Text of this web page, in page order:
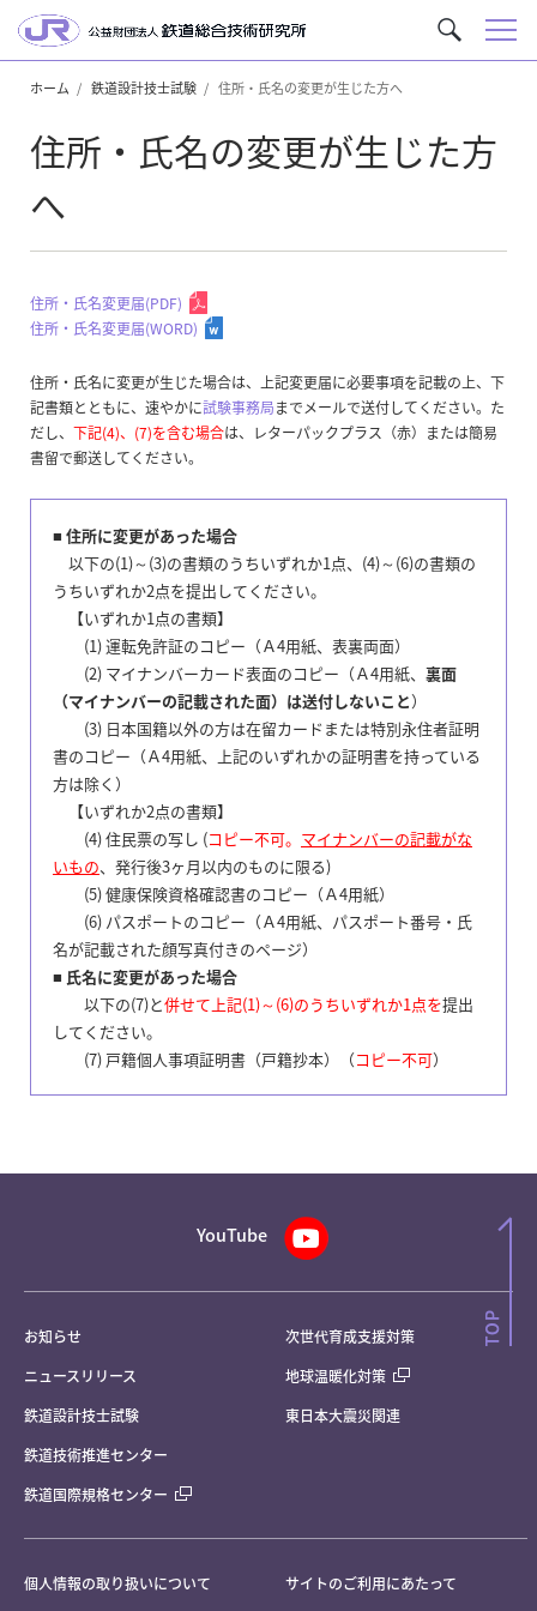
サ
イ
を
メ
ホーム 鉄道設計技士試験 住所・氏名の変更が生じた方へ
住所・氏名の変更が生じた方
へ
住所・氏名変更届(PDF)
住所・氏名変更届(WORD)
住所・氏名に変更が生じた場合は、上記変更届に必要事項を記載の上、下
記書類とともに、速やかに試験事務局までメールで送付してください。た
だし、 下記(4)、(7)を含む場合は、レターパックプラス（赤）または簡易
書留で郵送してください。
■ 住所に変更があった場合
以下の(1)～(3)の書類のうちいずれか1点、(4)～(6)の書類の
うちいずれか2点を提出してください。
【いずれか1点の書類】
(1) 運転免許証のコピー（Ａ4用紙、表裏両面）
(2) マイナンバーカード表面のコピー（Ａ4用紙、 裏面
（マイナンバーの記載された面）は送付しないこと）
(3) 日本国籍以外の方は在留カードまたは特別永住者証明
書のコピー（Ａ4用紙、上記のいずれかの証明書を持っている
方は除く）
【いずれか2点の書類】
(4) 住民票の写し (コピー不可。 マイナンバーの記載がな
いもの、発行後3ヶ月以内のものに限る)
(5) 健康保険資格確認書のコピー（Ａ4用紙）
(6) パスポートのコピー（Ａ4用紙、パスポート番号・氏
名が記載された顔写真付きのページ）
■ 氏名に変更があった場合
以下の(7)と併せて上記(1)～(6)のうちいずれか1点を提出
してください。
(7) 戸籍個人事項証明書（戸籍抄本）（コピー不可）
YouTube
お知らせ
ニュースリリース
鉄道設計技士試験
鉄道技術推進センター
鉄道国際規格センター
次世代育成支援対策
地球温暖化対策
東日本大震災関連
個人情報の取り扱いについて サイトのご利用にあたって